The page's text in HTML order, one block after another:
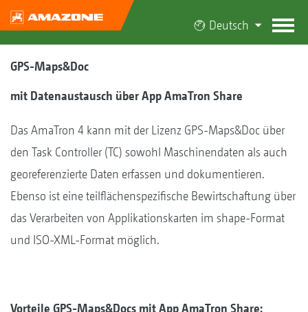
Deutsch
GPS-Maps&Doc
mit Datenaustausch über App AmaTron Share
Das AmaTron 4 kann mit der Lizenz GPS-Maps&Doc über
den Task Controller (TC) sowohl Maschinendaten als auch
georeferenzierte Daten erfassen und dokumentieren.
Ebenso ist eine teilflächenspezifische Bewirtschaftung über
das Verarbeiten von Applikationskarten im shape-Format
und ISO-XML-Format möglich.
Vorteile GPS-Maps&Docs mit App AmaTron Share: